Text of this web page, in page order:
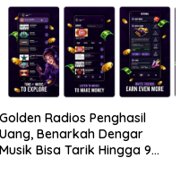
Golden Radios Penghasil
Uang, Benarkah Dengar
Musik Bisa Tarik Hingga 9